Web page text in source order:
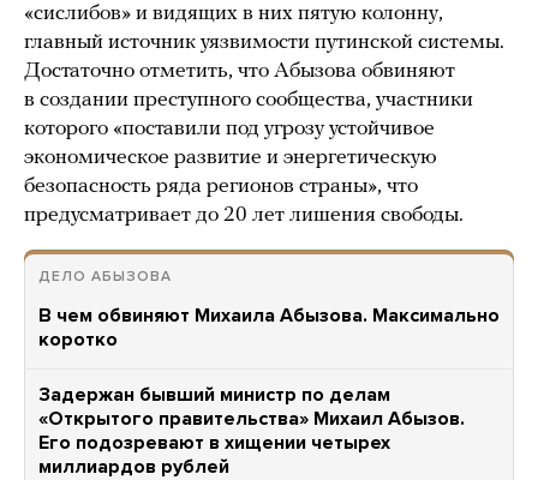
«сислибов» и видящих в них пятую колонну,
главный источник уязвимости путинской системы.
Достаточно отметить, что Абызова обвиняют
в создании преступного сообщества, участники
которого «поставили под угрозу устойчивое
экономическое развитие и энергетическую
безопасность ряда регионов страны», что
предусматривает до 20 лет лишения свободы.
ДЕЛО АБЫЗОВА
В чем обвиняют Михаила Абызова. Максимально
коротко
Задержан бывший министр по делам
«Открытого правительства» Михаил Абызов.
Его подозревают в хищении четырех
миллиардов рублей